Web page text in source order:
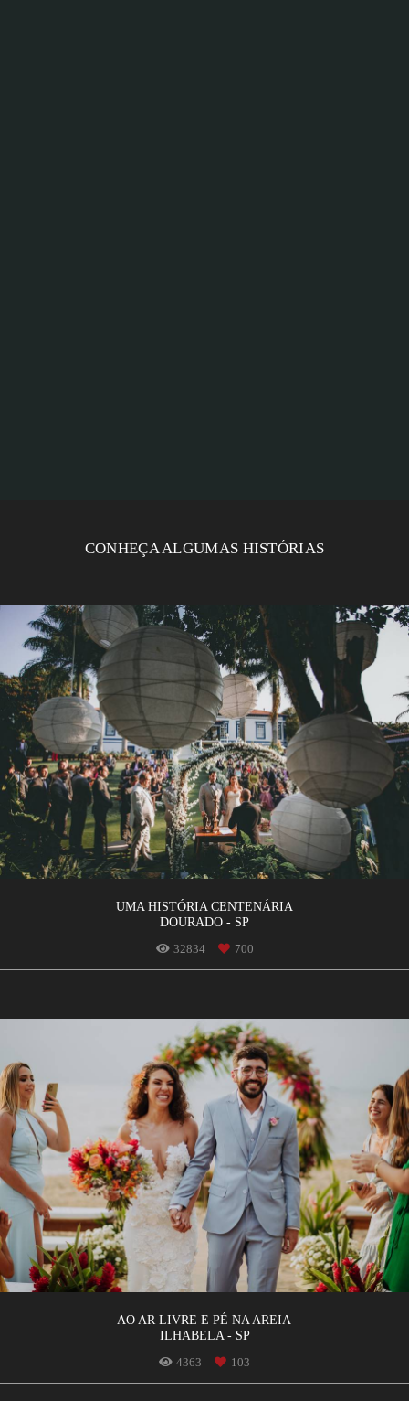
CONHEÇA ALGUMAS HISTÓRIAS
UMA HISTÓRIA CENTENÁRIA
DOURADO - SP
32834 700
AO AR LIVRE E PÉ NA AREIA
ILHABELA - SP
4363 103